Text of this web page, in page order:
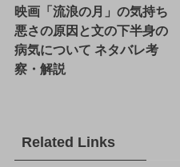
映画「流浪の月」の気持ち
悪さの原因と文の下半身の
病気について ネタバレ考
察・解説
Related Links